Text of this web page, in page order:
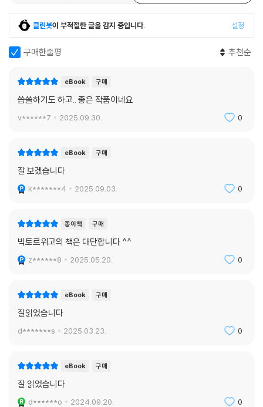
클린봇이 부적절한 글을 감지 중입니다. 설정
구매한줄평 추천순
eBook 구매
씁쓸하기도 하고.. 좋은 작품이네요
v******7 2025.09.30. 0
eBook 구매
잘 보겠습니다
k*******4 2025.09.03. 0
종이책 구매
빅토르위고의 책은 대단합니다 ^^
z******8 2025.05.20. 0
eBook 구매
잘읽었습니다
d*******s 2025.03.23. 0
eBook 구매
잘 읽었습니다
d******o 2024.09.20. 0